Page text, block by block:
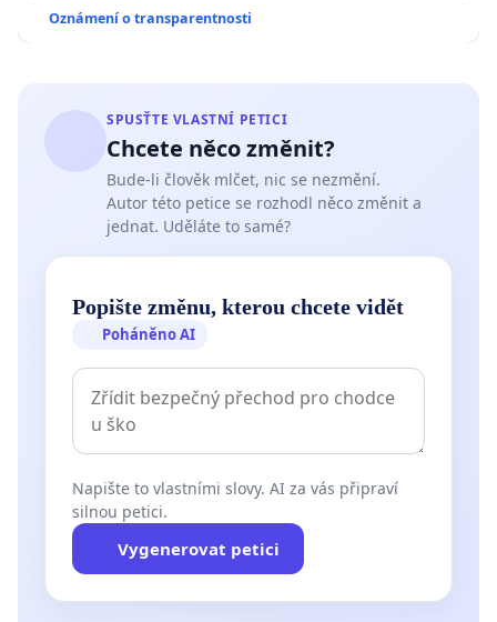
Oznámení o transparentnosti
SPUSŤTE VLASTNÍ PETICI
Chcete něco změnit?
Bude-li člověk mlčet, nic se nezmění.
Autor této petice se rozhodl něco změnit a
jednat. Uděláte to samé?
Popište změnu, kterou chcete vidět
Poháněno AI
Napište to vlastními slovy. AI za vás připraví
silnou petici.
Vygenerovat petici